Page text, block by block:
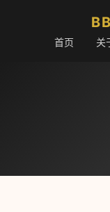
首页 关